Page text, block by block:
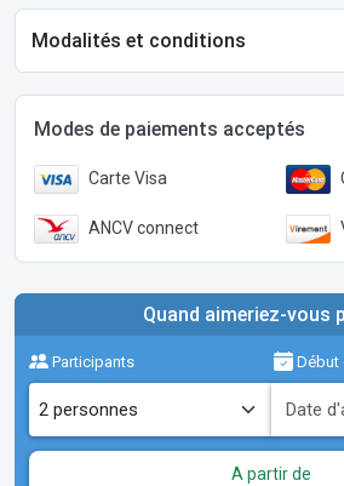
Modalités et conditions
Modes de paiements acceptés
Carte Visa
ANCV connect
Quand aimeriez-vous
Participants Début
A partir de